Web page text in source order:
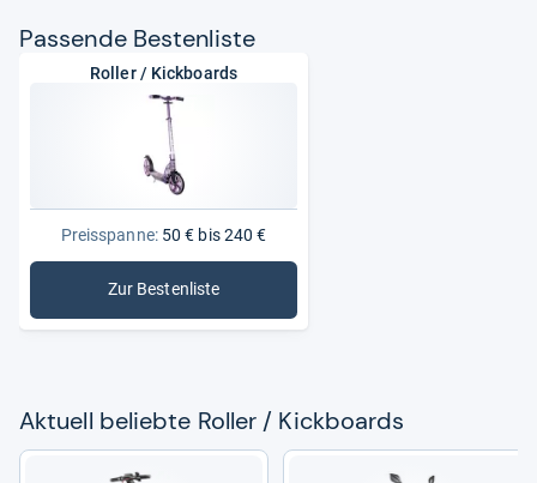
Pas­sende Bes­ten­liste
Roller / Kickboards
Preisspanne:50 € bis 240 €
Zur Bestenliste: Roller / Kickboards
Aktu­ell beliebte Rol­ler / Kick­boards